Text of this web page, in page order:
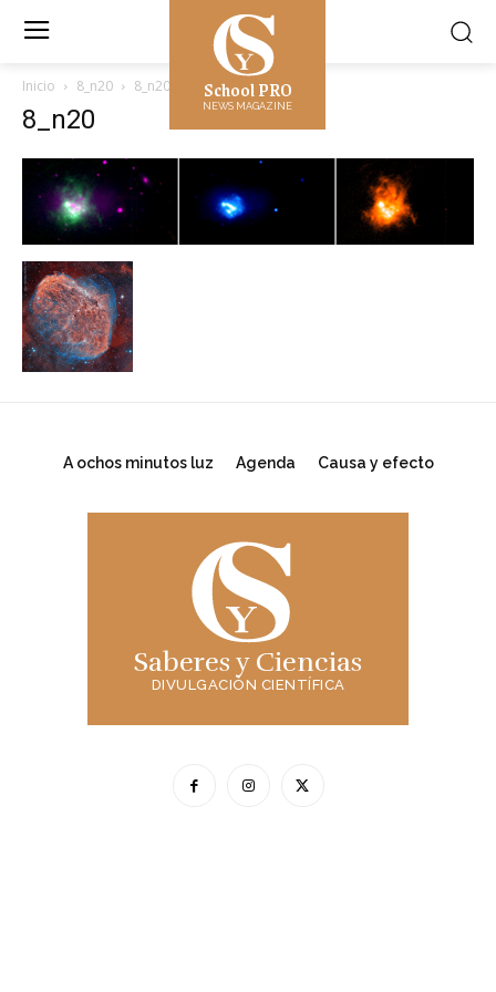
School PRO
NEWS MAGAZINE
Inicio 8_n20 8_n20
8_n20
A ochos minutos luz Agenda Causa y efecto
Saberes y Ciencias
DIVULGACIÓN CIENTÍFICA